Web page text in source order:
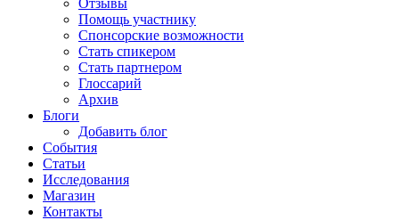
Отзывы
Помощь участнику
Спонсорские возможности
Стать спикером
Стать партнером
Глоссарий
Архив
Блоги
Добавить блог
События
Статьи
Исследования
Магазин
Контакты